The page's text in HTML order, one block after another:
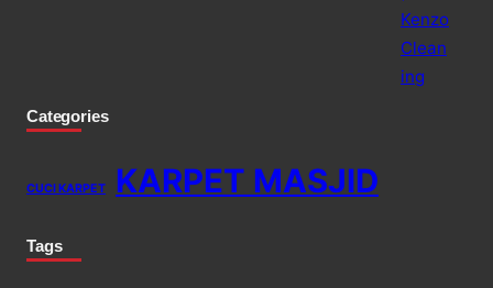
Categories
CUCI KARPET KARPET MASJID
Tags